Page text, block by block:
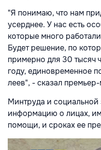
"Я понимаю, что нам
усерднее. У нас есть
которые много
Будет решение, по
примерно для 30 тысяч
году, единовременное
леев", - сказал
Минтруда и социальной
информацию о лицах,
помощи, и сроках ее